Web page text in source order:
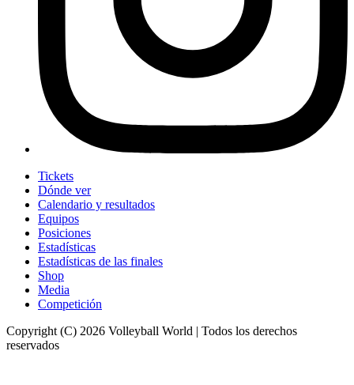
Tickets
Dónde ver
Calendario y resultados
Equipos
Posiciones
Estadísticas
Estadísticas de las finales
Shop
Media
Competición
Copyright (C) 2026 Volleyball World | Todos los derechos
reservados